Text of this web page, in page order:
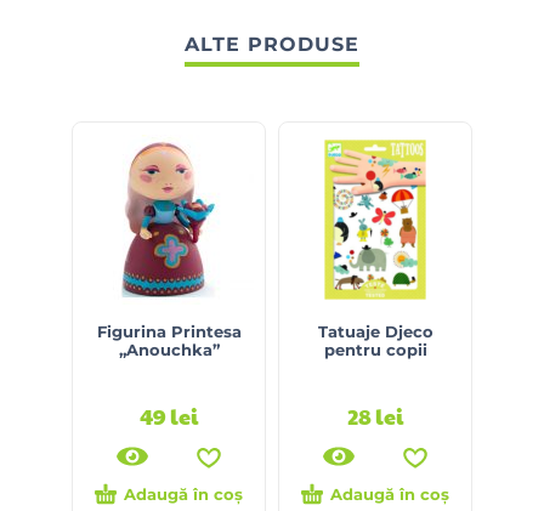
ALTE PRODUSE
Figurina Printesa
„Anouchka”
49lei
Adaugă în coș
Tatuaje Djeco
pentru copii
28lei
Adaugă în coș